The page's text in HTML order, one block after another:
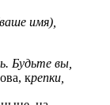
имя),
Будьте вы,
крепки,